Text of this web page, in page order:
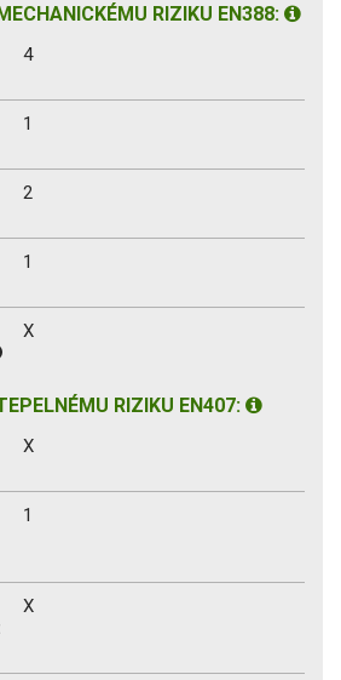
RIZIKU EN388:
4
1
2
1
X
RIZIKU EN407:
X
1
X